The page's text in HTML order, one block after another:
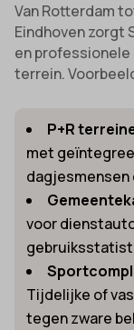
Van Rotterdam
Eindhoven zorgt
en
terrein.
P+R
met
dagjesmensen
voor
Tijdelijke of
tegen zware